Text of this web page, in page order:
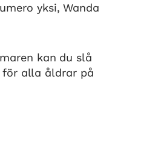
yksi, Wanda
kan du slå
för alla åldrar på